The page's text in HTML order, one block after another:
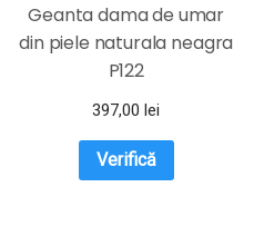
Geanta dama de umar
din piele naturala neagra
P122
397,00lei
Verifică